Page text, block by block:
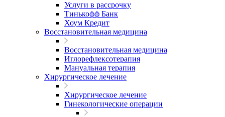
Услуги в рассрочку
Тинькофф Банк
Хоум Кредит
Восстановительная медицина
Восстановительная медицина
Иглорефлексотерапия
Мануальная терапия
Хирургическое лечение
Хирургическое лечение
Гинекологические операции